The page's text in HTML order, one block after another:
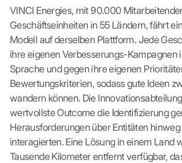
VINCI Energies, mit 90.000
Geschäftseinheiten in 55 Ländern, fährt
Modell auf derselben Plattform. Jede
ihre eigenen Verbesserungs-Kampagnen
Sprache und gegen ihre eigenen
Bewertungskriterien, sodass gute Ideen
wandern können. Die
wertvollste Outcome die Identifizierung
Herausforderungen über Entitäten
interagierten. Eine Lösung in einem Land
Tausende Kilometer entfernt verfügbar,